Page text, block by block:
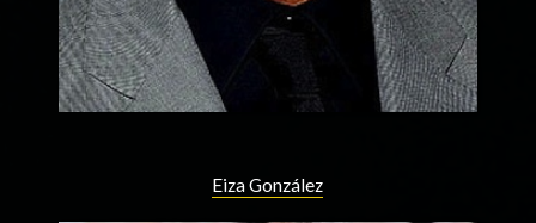
Eiza González